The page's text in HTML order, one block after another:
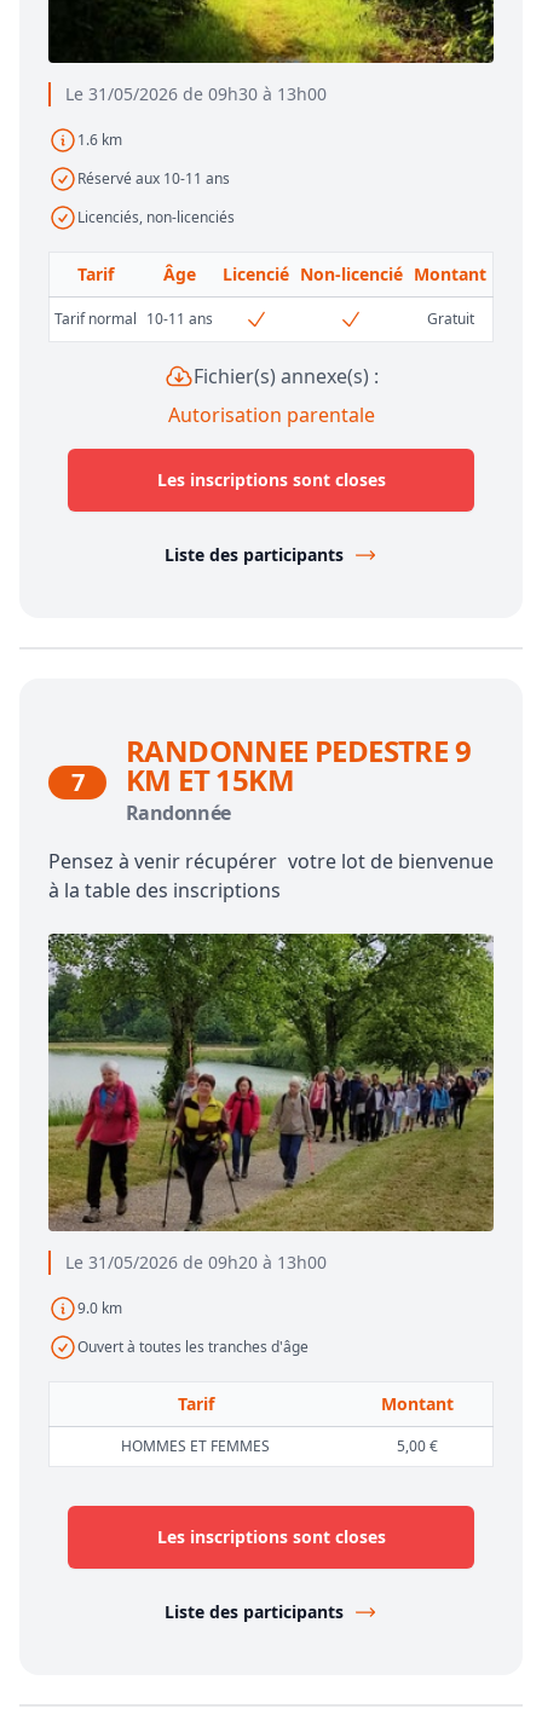
Le 31/05/2026 de 09h30 à 13h00
1.6 km
Réservé aux 10-11 ans
Licenciés, non-licenciés
Tarif Âge Licencié Non-licencié Montant
Tarif normal 10-11 ans Gratuit
Fichier(s) annexe(s) :
Autorisation parentale
Les inscriptions sont closes
Liste des participants
Le 31/05/2026 de 09h20 à 13h00
9.0 km
Ouvert à toutes les tranches d'âge
7
RANDONNEE PEDESTRE 9
KM ET 15KM
Randonnée
Pensez à venir récupérer votre lot de bienvenue
à la table des inscriptions
Tarif Montant
HOMMES ET FEMMES 5,00 €
Les inscriptions sont closes
Liste des participants